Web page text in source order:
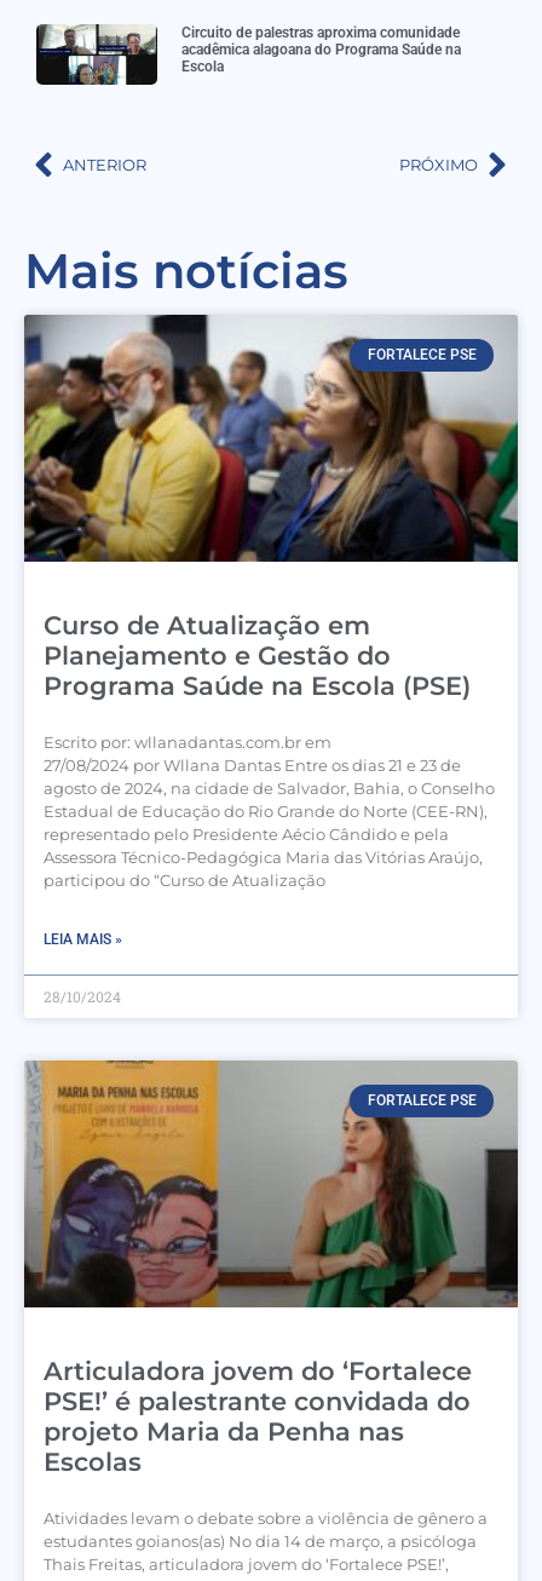
Circuito de palestras aproxima comunidade
acadêmica alagoana do Programa Saúde na
Escola
ANTERIOR PRÓXIMO
Mais notícias
FORTALECE PSE
Curso de Atualização em
Planejamento e Gestão do
Programa Saúde na Escola (PSE)
Escrito por: wllanadantas.com.br em
27/08/2024 por Wllana Dantas Entre os dias 21 e 23 de
agosto de 2024, na cidade de Salvador, Bahia, o Conselho
Estadual de Educação do Rio Grande do Norte (CEE-RN),
representado pelo Presidente Aécio Cândido e pela
Assessora Técnico-Pedagógica Maria das Vitórias Araújo,
participou do “Curso de Atualização
LEIA MAIS »
28/10/2024
FORTALECE PSE
Articuladora jovem do ‘Fortalece
PSE!’ é palestrante convidada do
projeto Maria da Penha nas
Escolas
Atividades levam o debate sobre a violência de gênero a
estudantes goianos(as) No dia 14 de março, a psicóloga
Thais Freitas, articuladora jovem do ‘Fortalece PSE!’,